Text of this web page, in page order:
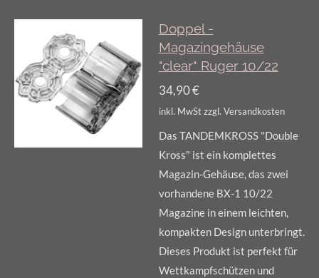
Doppel -
Magazingehäuse
"clear" Ruger 10/22
34,90 €
inkl. MwSt zzgl. Versandkosten
Das TANDEMKROSS "Double
Kross" ist ein komplettes
Magazin-Gehäuse, das zwei
vorhandene BX-1 10/22
Magazine in einem leichten,
kompakten Design unterbringt.
Dieses Produkt ist perfekt für
Wettkampfschützen und